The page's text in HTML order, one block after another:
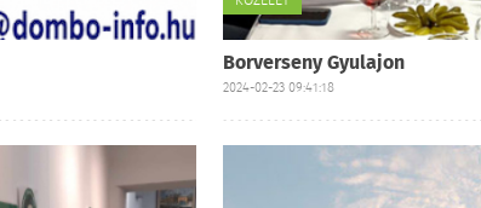
Borverseny Gyulajon
2024-02-23 09:41:18